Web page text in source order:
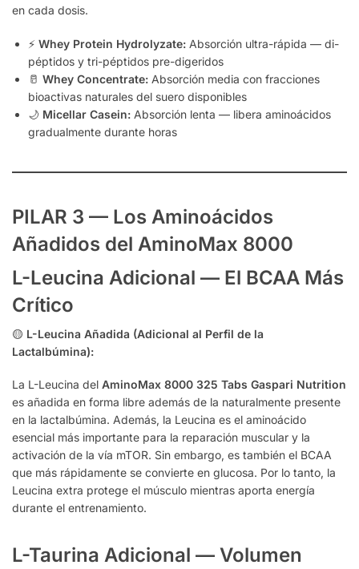
en cada dosis.
⚡ Whey Protein Hydrolyzate: Absorción ultra-rápida — di-
péptidos y tri-péptidos pre-digeridos
🥛 Whey Concentrate: Absorción media con fracciones
bioactivas naturales del suero disponibles
🌙 Micellar Casein: Absorción lenta — libera aminoácidos
gradualmente durante horas
PILAR 3 — Los Aminoácidos
Añadidos del AminoMax 8000
L-Leucina Adicional — El BCAA Más
Crítico
🟡 L-Leucina Añadida (Adicional al Perfil de la
Lactalbúmina):
La L-Leucina del AminoMax 8000 325 Tabs Gaspari Nutrition
es añadida en forma libre además de la naturalmente presente
en la lactalbúmina. Además, la Leucina es el aminoácido
esencial más importante para la reparación muscular y la
activación de la vía mTOR. Sin embargo, es también el BCAA
que más rápidamente se convierte en glucosa. Por lo tanto, la
Leucina extra protege el músculo mientras aporta energía
durante el entrenamiento.
L-Taurina Adicional — Volumen